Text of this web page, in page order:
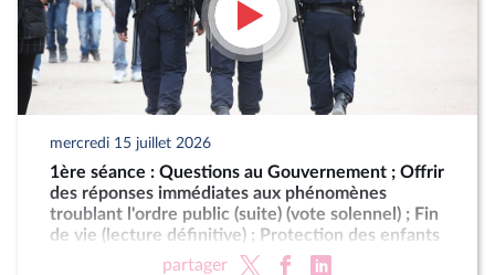
mercredi 15 juillet 2026
1ère séance : Questions au Gouvernement ; Offrir
des réponses immédiates aux phénomènes
troublant l'ordre public (suite) (vote solennel) ; Fin
de vie (lecture définitive) ; Protection des enfants
partager